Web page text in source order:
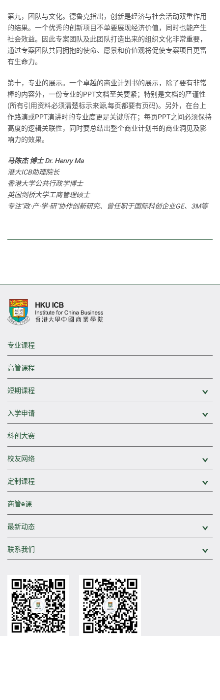
第九，团队与文化。德鲁克指出，创新是经济与社会活动双重作用
的结果。一个优秀的创新项目不单要展现经济价值，同时也能产生
社会效益。因此专案团队及此团队打造出来的组织文化非常重要，
通过专案团队共同拥抱的使命、愿景和价值观将促使专案项目更富
有生命力。
第十，专业的展示。一个卓越的商业计划书的展示，除了要有非常
棒的内容外，一份专业的PPT文档至关要紧；特别是文档的严谨性
(所有引用资料必须清楚标示来源,每页都要有页码)。另外，在台上
作路演或PPT演讲时的专业度更是关键所在；每页PPT之间必须保持
高度的逻辑关联性，同时要总结出整个商业计划书的商业洞见及影
响力的效果。
马陈杰 博士 Dr. Henry Ma
港大ICB助理院长
香港大学公共行政学博士
英国剑桥大学工商管理硕士
专注"政·产·学·研"协作创新研究、曾任职于国际科创企业GE、3M等
专业课程
高管课程
短期课程
入学申请
科创大赛
校友网络
定制课程
商管e课
最新动态
联系我们